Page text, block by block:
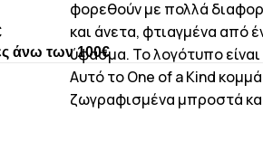
άνω των 100€
φορεθούν με πολλά
και άνετα, φτιαγμένα από
ύφασμα. Το λογότυπο
Αυτό το One of a Kind
ζωγραφισμένα μπροστά